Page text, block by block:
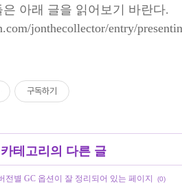
아래 글을 읽어보기 바란다.
jonthecollector/entry/
구독하기
테고리의 다른 글
전별 GC 옵션이 잘 정리되어 있는 페이지 (0)